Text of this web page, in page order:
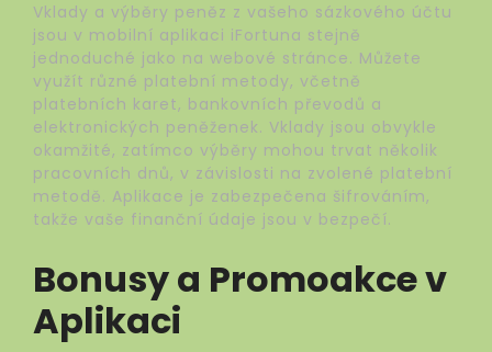
Vklady a výběry peněz z vašeho sázkového účtu
jsou v mobilní aplikaci iFortuna stejně
jednoduché jako na webové stránce. Můžete
využít různé platební metody, včetně
platebních karet, bankovních převodů a
elektronických peněženek. Vklady jsou obvykle
okamžité, zatímco výběry mohou trvat několik
pracovních dnů, v závislosti na zvolené platební
metodě. Aplikace je zabezpečena šifrováním,
takže vaše finanční údaje jsou v bezpečí.
Bonusy a Promoakce v
Aplikaci